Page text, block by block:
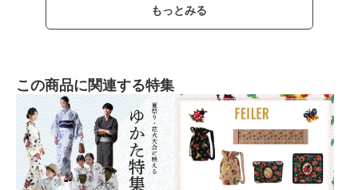
もっとみる
この商品に関連する特集